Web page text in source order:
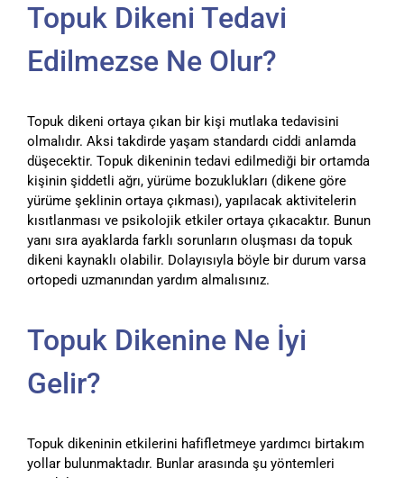
Topuk Dikeni Tedavi
Edilmezse Ne Olur?
Topuk dikeni ortaya çıkan bir kişi mutlaka tedavisini
olmalıdır. Aksi takdirde yaşam standardı ciddi anlamda
düşecektir. Topuk dikeninin tedavi edilmediği bir ortamda
kişinin şiddetli ağrı, yürüme bozuklukları (dikene göre
yürüme şeklinin ortaya çıkması), yapılacak aktivitelerin
kısıtlanması ve psikolojik etkiler ortaya çıkacaktır. Bunun
yanı sıra ayaklarda farklı sorunların oluşması da topuk
dikeni kaynaklı olabilir. Dolayısıyla böyle bir durum varsa
ortopedi uzmanından yardım almalısınız.
Topuk Dikenine Ne İyi
Gelir?
Topuk dikeninin etkilerini hafifletmeye yardımcı birtakım
yollar bulunmaktadır. Bunlar arasında şu yöntemleri